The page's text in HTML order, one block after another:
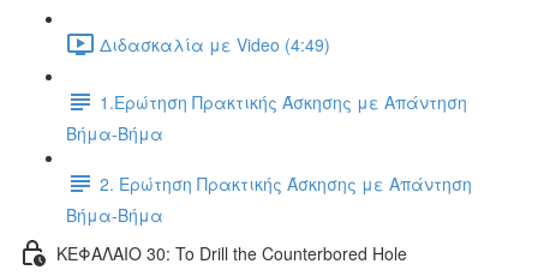
Διδασκαλία με Video (4:49)
1.Ερώτηση Πρακτικής Άσκησης με Απάντηση
Βήμα-Βήμα
2. Ερώτηση Πρακτικής Άσκησης με Απάντηση
Βήμα-Βήμα
ΚΕΦΑΛΑΙΟ 30: To Drill the Counterbored Hole